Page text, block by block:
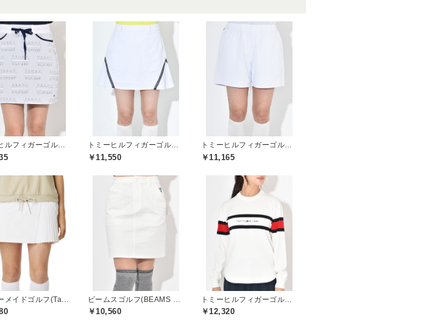
トミーヒルフィガーゴルフ(TOMMY HILFIGER GOLF) トミーヒルフィガーゴルフ(TOMMY HILFIGER GOLF)
￥11,550
トミーヒルフィガーゴルフ(TOMMY HILFIGER GOLF)
￥11,165
￥10,560 ￥12,320